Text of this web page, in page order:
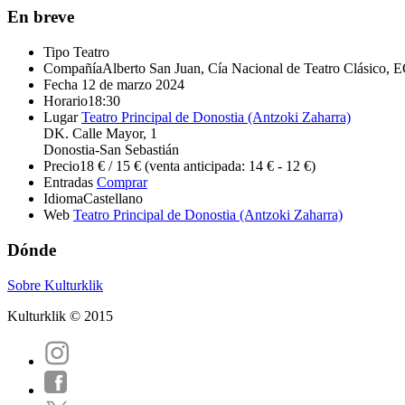
En breve
Tipo Teatro
CompañíaAlberto San Juan, Cía Nacional de Teatro Clásico,
Fecha 12 de marzo 2024
Horario18:30
Lugar Teatro Principal de Donostia (Antzoki Zaharra)
DK. Calle Mayor, 1
Donostia-San Sebastián
Precio18 € / 15 € (venta anticipada: 14 € - 12 €)
Entradas Comprar
IdiomaCastellano
Web Teatro Principal de Donostia (Antzoki Zaharra)
Dónde
Sobre Kulturklik
Kulturklik © 2015